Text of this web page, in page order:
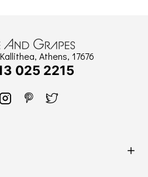
Athens, 17676
025 2215